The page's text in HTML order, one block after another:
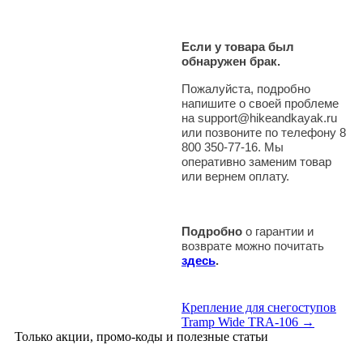
Если у товара был
обнаружен брак.
Пожалуйста, подробно
напишите о своей проблеме
на support@hikeandkayak.ru
или позвоните по телефону 8
800 350-77-16. Мы
оперативно заменим товар
или вернем оплату.
Подробно о гарантии и
возврате можно почитать
здесь.
Крепление для снегоступов
Tramp Wide TRA-106 →
Только акции, промо-коды и полезные статьи